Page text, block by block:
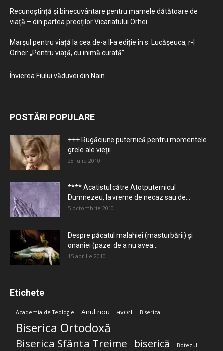
Recunoștință și binecuvântare pentru mamele dătătoare de
viață – din partea preoților Vicariatului Orhei
Marșul pentru viață la cea de-a II-a ediție în s. Lucășeuca, r-l
Orhei: „Pentru viață, cu inimă curată”
Învierea Fiului văduvei din Nain
POSTĂRI POPULARE
+++ Rugăciune puternică pentru momentele
grele ale vieţii
28 iulie 2010
**** Acatistul către Atotputernicul
Dumnezeu, la vreme de necaz sau de...
5 octombrie 2010
Despre păcatul malahiei (masturbării) şi
onaniei (pazei de a nu avea...
15 aprilie 2010
Etichete
Academia de Teologie Anul nou avort Biserica
Biserica Ortodoxă
Biserica Sfânta Treime biserică Botezul